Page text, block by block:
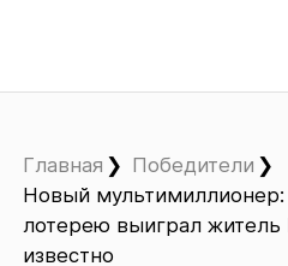
Главная
Победители
Новый
лотерею выиграл
известно